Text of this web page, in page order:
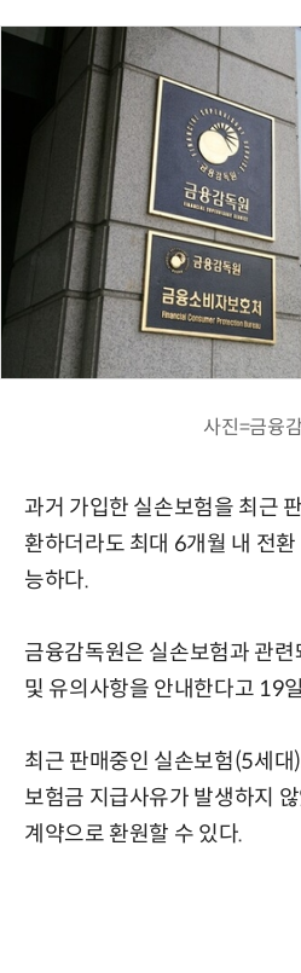
사진=금융
과거 가입한 실손보험을 최근
환하더라도 최대 6개월 내 전
능하다.
금융감독원은 실손보험과 관련
및 유의사항을 안내한다고 19
최근 판매중인 실손보험(5세
보험금 지급사유가 발생하지
계약으로 환원할 수 있다.